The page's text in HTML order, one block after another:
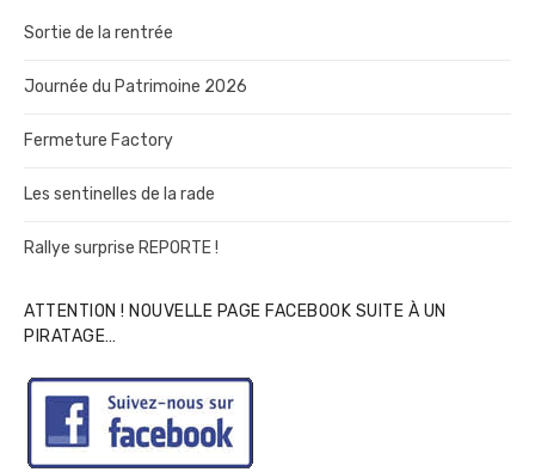
Sortie de la rentrée
Journée du Patrimoine 2026
Fermeture Factory
Les sentinelles de la rade
Rallye surprise REPORTE !
ATTENTION ! NOUVELLE PAGE FACEBOOK SUITE À UN
PIRATAGE…